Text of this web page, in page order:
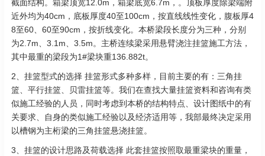
截面结构。箱梁顶宽12.0m，箱梁底宽6.7m，。顶板厚度除梁端附
近外均为40cm，底板厚度40至100cm，按直线线性变化，腹板厚4
8至60、60至90cm，按折线变化。本桥梁段长度分为三种，分别
为2.7m、3.1m、3.5m。主桥连续梁采用悬臂浇注挂篮施工方法，
其中最重的梁段为1#梁块重136.882t。
2、挂篮型式的选择 挂篮形式多种多样，目前主要的有：三角挂
篮、平行挂篮、贝雷挂篮等。我们在查找大量挂篮资料和咨询有类
似施工经验的人员，同时考虑到本桥的结构特点、设计图纸中的有
关要求、自身的类似施工经验以及经济适用等，我部最终决定采用
以槽钢为主桁梁的三角挂篮悬浇挂篮。
3、挂篮的设计思路及荷载选择 此套挂篮按照取最重梁块的重量，